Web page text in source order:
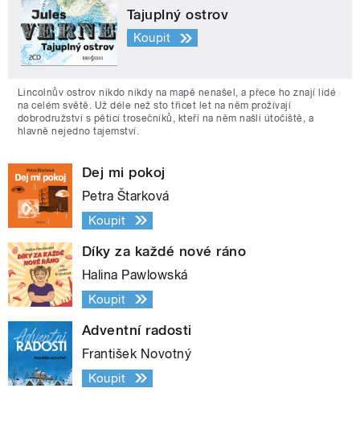
Tajuplný ostrov
Koupit
Lincolnův ostrov nikdo nikdy na mapě nenašel, a přece ho znají lidé
na celém světě. Už déle než sto třicet let na něm prožívají
dobrodružství s pěticí trosečníků, kteří na něm našli útočiště, a
hlavně nejedno tajemství.
Dej mi pokoj
Petra Štarková
Koupit
Díky za každé nové ráno
Halina Pawlowská
Koupit
Adventní radosti
František Novotný
Koupit